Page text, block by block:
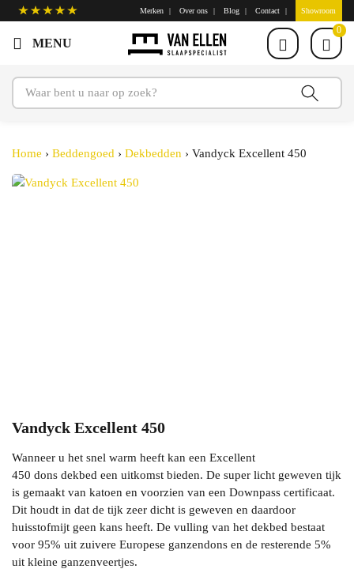
Merken Over ons Blog Contact Showroom
0
Home › Beddengoed › Dekbedden › Vandyck Excellent 450
Vandyck Excellent 450
Wanneer u het snel warm heeft kan een Excellent
450 dons dekbed een uitkomst bieden. De super licht geweven tijk
is gemaakt van katoen en voorzien van een Downpass certificaat.
Dit houdt in dat de tijk zeer dicht is geweven en daardoor
huisstofmijt geen kans heeft. De vulling van het dekbed bestaat
voor 95% uit zuivere Europese ganzendons en de resterende 5%
uit kleine ganzenveertjes.